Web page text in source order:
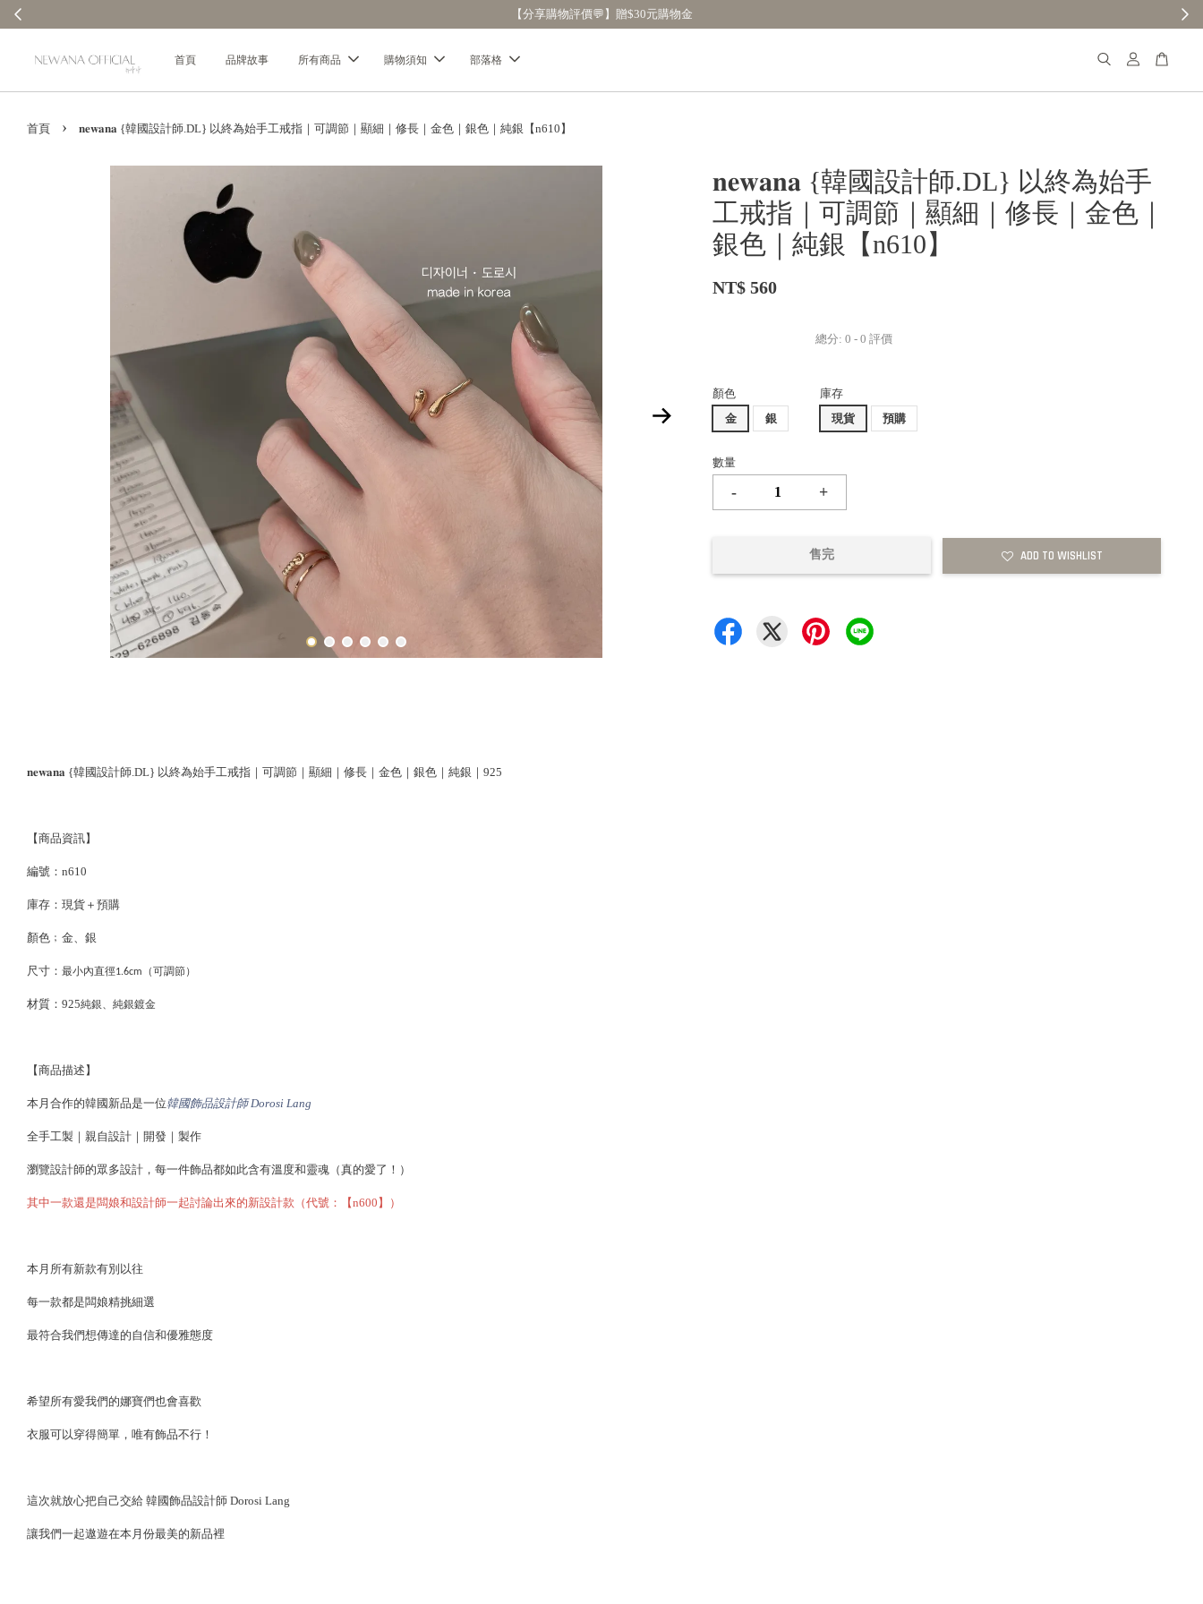
【分享購物評價💬】贈$30元購物金
首頁 品牌故事 所有商品 購物須知 部落格
首頁 › 𝐧𝐞𝐰𝐚𝐧𝐚 {韓國設計師.DL} 以終為始手工戒指｜可調節｜顯細｜修長｜金色｜銀色｜純銀【n610】
𝐧𝐞𝐰𝐚𝐧𝐚 {韓國設計師.DL} 以終為始手
工戒指｜可調節｜顯細｜修長｜金色｜
銀色｜純銀【n610】
NT$ 560
總分:0 -0 評價
顏色
金
銀
庫存
現貨
預購
數量
- +
售完 ADD TO WISHLIST
𝐧𝐞𝐰𝐚𝐧𝐚 {韓國設計師.DL} 以終為始手工戒指｜可調節｜顯細｜修長｜金色｜銀色｜純銀｜925
【商品資訊】
編號：n610
庫存：現貨＋預購
顏色﹔金、銀
尺寸： 最小內直徑1.6cm（可調節）
材質：925純銀、純銀鍍金
【商品描述】
本月合作的韓國新品是一位韓國飾品設計師 Dorosi Lang
全手工製｜親自設計｜開發｜製作
瀏覽設計師的眾多設計，每一件飾品都如此含有溫度和靈魂（真的愛了！）
其中一款還是闆娘和設計師一起討論出來的新設計款（代號：【n600】）
本月所有新款有別以往
每一款都是闆娘精挑細選
最符合我們想傳達的自信和優雅態度
希望所有愛我們的娜寶們也會喜歡
衣服可以穿得簡單，唯有飾品不行！
這次就放心把自己交給 韓國飾品設計師 Dorosi Lang
讓我們一起遨遊在本月份最美的新品裡